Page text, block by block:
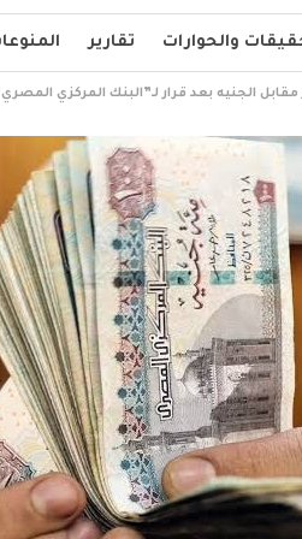
والحوارات تقارير
مقابل الجنيه بعد قرار لـ”البنك المركزي